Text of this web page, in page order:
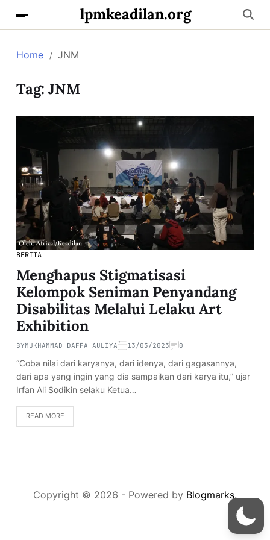
lpmkeadilan.org
Home JNM
Tag: JNM
BERITA
Menghapus Stigmatisasi
Kelompok Seniman Penyandang
Disabilitas Melalui Lelaku Art
Exhibition
BYMUKHAMMAD DAFFA AULIYA 13/03/2023 0
“Coba nilai dari karyanya, dari idenya, dari gagasannya,
dari apa yang ingin yang dia sampaikan dari karya itu,” ujar
Irfan Ali Sodikin selaku Ketua…
READ MORE
Copyright © 2026 - Powered by Blogmarks.